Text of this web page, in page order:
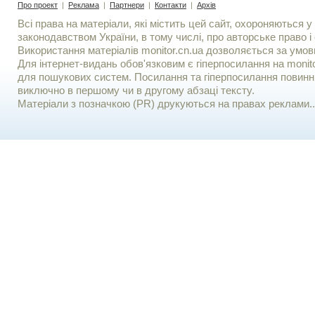
Про проект | Реклама | Партнери | Контакти | Архів
Всі права на матеріали, які містить цей сайт, охороняються у
законодавством України, в тому числі, про авторське право і
Використання матерiалiв monitor.cn.ua дозволяється за
Для iнтернет-видань обов'язковим є гiперпосилання на
для пошукових систем. Посилання та гіперпосилання
виключно в першому чи в другому абзаці тексту.
Матеріали з позначкою (PR) друкуються на правах реклами..